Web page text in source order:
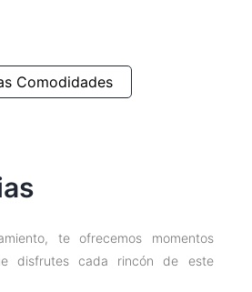
Comodidades
te ofrecemos momentos
disfrutes cada rincón de este